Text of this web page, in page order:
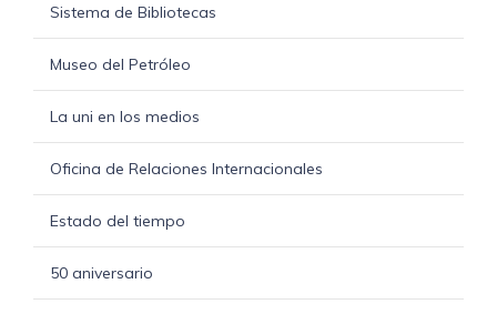
Sistema de Bibliotecas
Museo del Petróleo
La uni en los medios
Oficina de Relaciones Internacionales
Estado del tiempo
50 aniversario